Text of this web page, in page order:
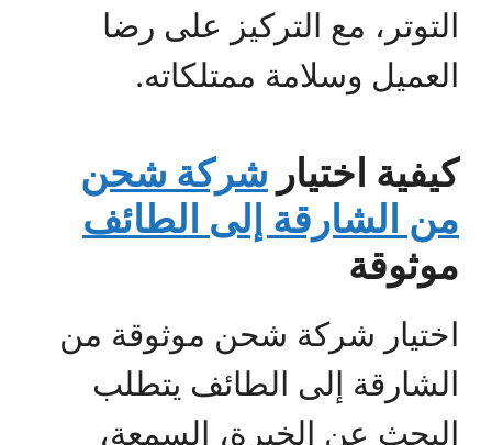
التوتر، مع التركيز على رضا
العميل وسلامة ممتلكاته.
كيفية اختيار شركة شحن
من الشارقة إلى الطائف
موثوقة
اختيار شركة شحن موثوقة من
الشارقة إلى الطائف يتطلب
البحث عن الخبرة، السمعة،